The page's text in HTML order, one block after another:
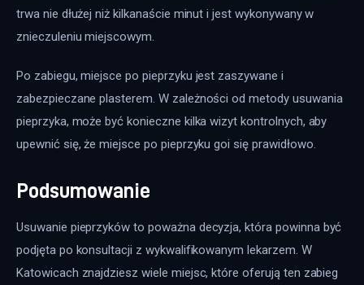
trwa nie dłużej niż kilkanaście minut i jest wykonywany w
znieczuleniu miejscowym.
Po zabiegu, miejsce po pieprzyku jest zaszywane i
zabezpieczane plasterem. W zależności od metody usuwania
pieprzyka, może być konieczne kilka wizyt kontrolnych, aby
upewnić się, że miejsce po pieprzyku goi się prawidłowo.
Podsumowanie
Usuwanie pieprzyków to poważna decyzja, która powinna być
podjęta po konsultacji z wykwalifikowanym lekarzem. W
Katowicach znajdziesz wiele miejsc, które oferują ten zabieg